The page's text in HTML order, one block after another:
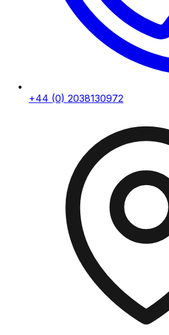
+44 (0) 2038130972